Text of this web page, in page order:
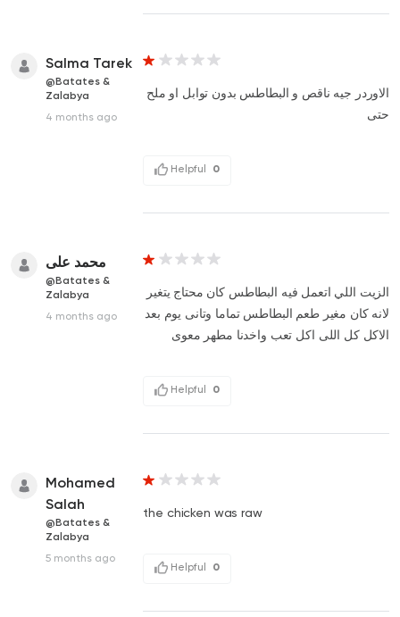
Salma Tarek
@Batates &
Zalabya
4 months ago
الاوردر جيه ناقص و البطاطس بدون توابل او ملح
حتى
Helpful 0
محمد على
@Batates &
Zalabya
4 months ago
الزيت اللي اتعمل فيه البطاطس كان محتاج يتغير
لانه كان مغير طعم البطاطس تماما وتانى يوم بعد
الاكل كل اللى اكل تعب واخدنا مطهر معوى
Helpful 0
Mohamed
Salah
@Batates &
Zalabya
5 months ago
the chicken was raw
Helpful 0